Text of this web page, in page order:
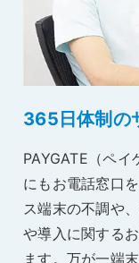
365日体制の
PAYGATE（ペ
にもお電話窓口
ス端末の不調や
や導入に関する
ます。万が一端